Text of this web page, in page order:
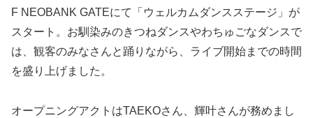
F NEOBANK GATEにて「ウェルカムダンスステージ」が
スタート。お馴染みのきつねダンスやわちゅごなダンスで
は、観客のみなさんと踊りながら、ライブ開始までの時間
を盛り上げました。
オープニングアクトはTAEKOさん、輝叶さんが務めまし